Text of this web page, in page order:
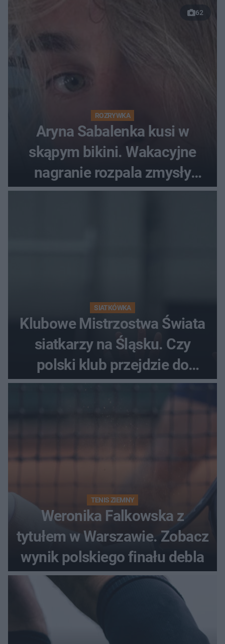
62
ROZRYWKA
Aryna Sabalenka kusi w
skąpym bikini. Wakacyjne
nagranie rozpala zmysły
fanów
SIATKÓWKA
Klubowe Mistrzostwa Świata
siatkarzy na Śląsku. Czy
polski klub przejdzie do
historii
TENIS ZIEMNY
Weronika Falkowska z
tytułem w Warszawie. Zobacz
wynik polskiego finału debla